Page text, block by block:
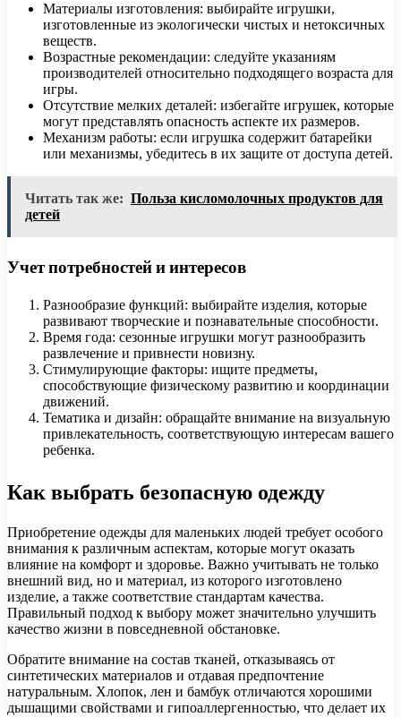
Материалы изготовления: выбирайте игрушки,
изготовленные из экологически чистых и нетоксичных
веществ.
Возрастные рекомендации: следуйте указаниям
производителей относительно подходящего возраста для
игры.
Отсутствие мелких деталей: избегайте игрушек, которые
могут представлять опасность аспекте их размеров.
Механизм работы: если игрушка содержит батарейки
или механизмы, убедитесь в их защите от доступа детей.
Читать так же: Польза кисломолочных продуктов для
детей
Учет потребностей и интересов
Разнообразие функций: выбирайте изделия, которые
развивают творческие и познавательные способности.
Время года: сезонные игрушки могут разнообразить
развлечение и привнести новизну.
Стимулирующие факторы: ищите предметы,
способствующие физическому развитию и координации
движений.
Тематика и дизайн: обращайте внимание на визуальную
привлекательность, соответствующую интересам вашего
ребенка.
Как выбрать безопасную одежду
Приобретение одежды для маленьких людей требует особого
внимания к различным аспектам, которые могут оказать
влияние на комфорт и здоровье. Важно учитывать не только
внешний вид, но и материал, из которого изготовлено
изделие, а также соответствие стандартам качества.
Правильный подход к выбору может значительно улучшить
качество жизни в повседневной обстановке.
Обратите внимание на состав тканей, отказываясь от
синтетических материалов и отдавая предпочтение
натуральным. Хлопок, лен и бамбук отличаются хорошими
дышащими свойствами и гипоаллергенностью, что делает их